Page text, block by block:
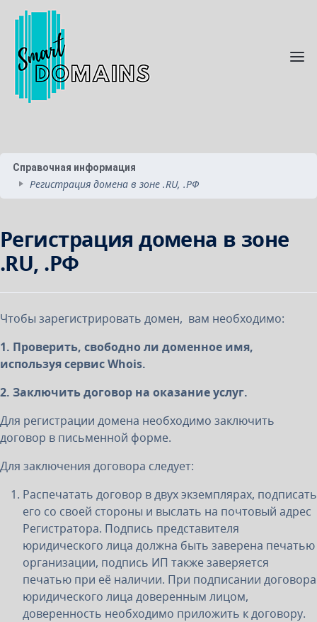
Справочная информация
Регистрация домена в зоне .RU, .РФ
Регистрация домена в зоне
.RU, .РФ
Чтобы зарегистрировать домен, вам необходимо:
1. Проверить, свободно ли доменное имя,
используя сервис Whois.
2. Заключить договор на оказание услуг.
Для регистрации домена необходимо заключить
договор в письменной форме.
Для заключения договора следует:
Распечатать договор в двух экземплярах, подписать
его со своей стороны и выслать на почтовый адрес
Регистратора. Подпись представителя
юридического лица должна быть заверена печатью
организации, подпись ИП также заверяется
печатью при её наличии. При подписании договора
юридического лица доверенным лицом,
доверенность необходимо приложить к договору.